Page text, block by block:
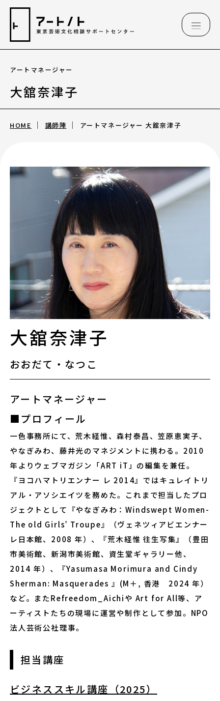
相談情報
アートのこんなご相談、お伺いしています
（相談例）
講座情報
気になる講座を探す
講座ラインアップ
2023年度以前 過去の講座
修了生
講師陣
お役立ち情報
アートノトお悩みお助け辞典
アワード・コンテスト情報
助成金情報
エンターテインメント法務Ｑ＆Ａ〔第３
アートマネージャー
大舘奈津子
HOME 講師陣 アートマネージャー 大舘奈津子
大舘奈津子
おおだて・なつこ
アートマネージャー
■プロフィール
⼀⾊事務所にて、荒⽊経惟、森村泰昌、笠原恵実⼦、
やなぎみわ、藤井光のマネジメントに携わる。2010
年よりウェブマガジン「ART iT」の編集を兼任。
『ヨコハマトリエンナー レ 2014』ではキュレイトリ
アル・アソシエイツを務めた。これまで担当したプロ
ジェクトとして『やなぎみわ：Windswept Women-
The old Girls’ Troupe』（ヴェネツィアビエンナー
レ⽇本館、2008 年）、『荒⽊経惟 往⽣写集』（豊⽥
市美術館、新潟市美術館、資⽣堂ギャラリー他、
2014 年）、『Yasumasa Morimura and Cindy
Sherman: Masquerades 』(M＋, 香港 2024 年）
など。またRefreedom_Aichiや Art for All等、ア
ーティストたちの現場に運営や制作として参加。NPO
法人芸術公社理事。
担当講座
ビジネススキル講座（2025）